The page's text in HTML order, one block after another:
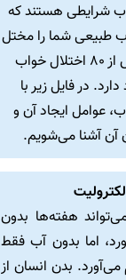
شرایطی هستند که
طبیعی شما را مختل
می‌کنند. بیش از 80 اختلال خواب
در فایل زیر با
عوامل ایجاد آن و
آن آشنا می‌شویم.
هفته‌ها بدون
اما بدون آب فقط
می‌آورد. بدن انسان از